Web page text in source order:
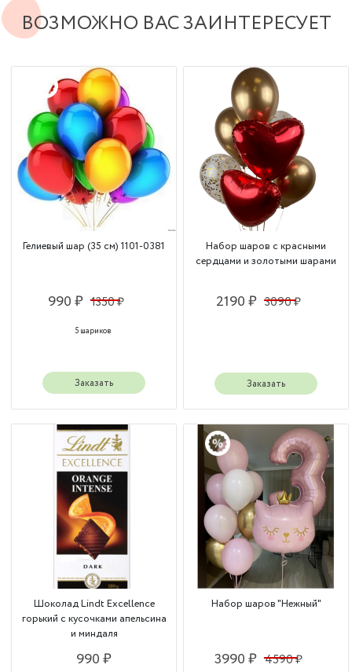
ВОЗМОЖНО ВАС ЗАИНТЕРЕСУЕТ
Гелиевый шар (35 см) 1101-0381
990 ₽ 1350 ₽
5 шариков
Заказать
Набор шаров с красными
сердцами и золотыми шарами
2190 ₽ 3090 ₽
Заказать
Шоколад Lindt Excellence
горький с кусочками апельсина
и миндаля
990 ₽
Набор шаров "Нежный"
3990 ₽ 4590 ₽